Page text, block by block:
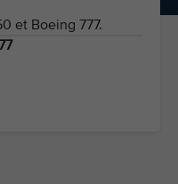
et Boeing 777.